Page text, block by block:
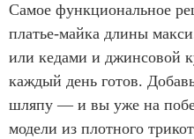
Самое функциональное
платье-майка длины
или кедами и джинсовой
каждый день готов.
шляпу — и вы уже на
модели из плотного